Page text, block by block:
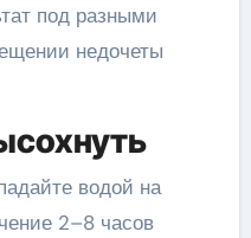
под разными
недочеты
водой на
2–8 часов